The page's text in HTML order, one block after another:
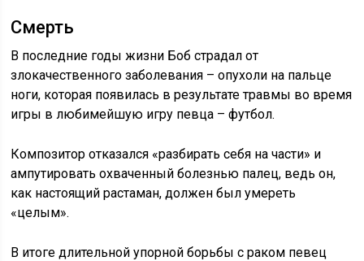
Смерть
В последние годы жизни Боб страдал от
злокачественного заболевания – опухоли на пальце
ноги, которая появилась в результате травмы во время
игры в любимейшую игру певца – футбол.
Композитор отказался «разбирать себя на части» и
ампутировать охваченный болезнью палец, ведь он,
как настоящий растаман, должен был умереть
«целым».
В итоге длительной упорной борьбы с раком певец